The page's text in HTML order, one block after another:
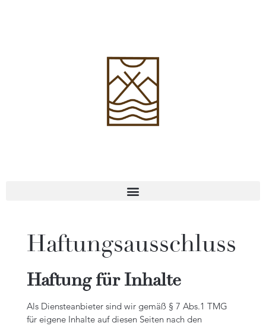
Haftungs­ausschluss
Haftung für Inhalte
Als Diensteanbieter sind wir gemäß § 7 Abs.1 TMG
für eigene Inhalte auf diesen Seiten nach den